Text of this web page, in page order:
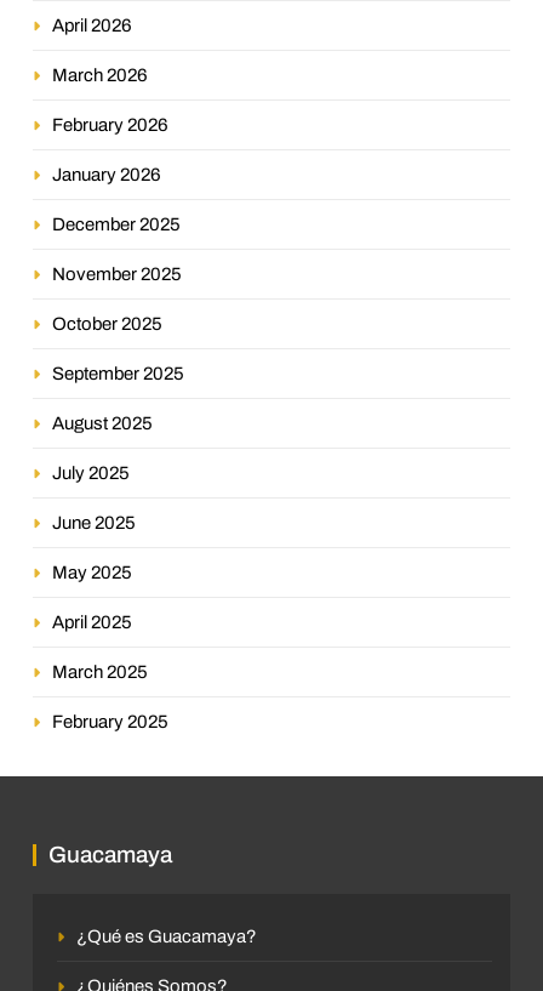
April 2026
March 2026
February 2026
January 2026
December 2025
November 2025
October 2025
September 2025
August 2025
July 2025
June 2025
May 2025
April 2025
March 2025
February 2025
Guacamaya
¿Qué es Guacamaya?
¿Quiénes Somos?